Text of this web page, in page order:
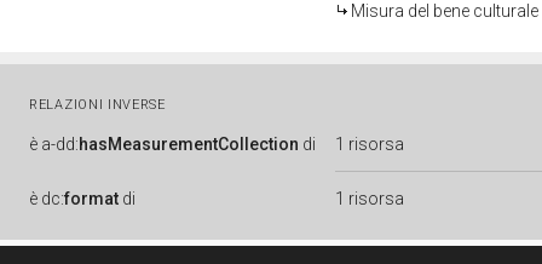
Misura del bene
RELAZIONI INVERSE
è a-dd:hasMeasurementCollection di 1 risorsa
è dc:format di 1 risorsa